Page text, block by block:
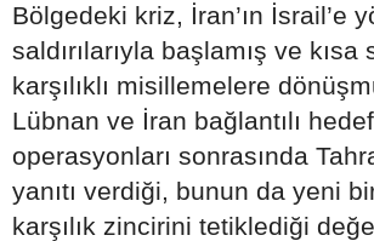
Bölgedeki kriz, İran’ın İsrail’e
saldırılarıyla başlamış ve kısa
karşılıklı misillemelere
Lübnan ve İran bağlantılı
operasyonları sonrasında
yanıtı verdiği, bunun da yeni
karşılık zincirini tetiklediği